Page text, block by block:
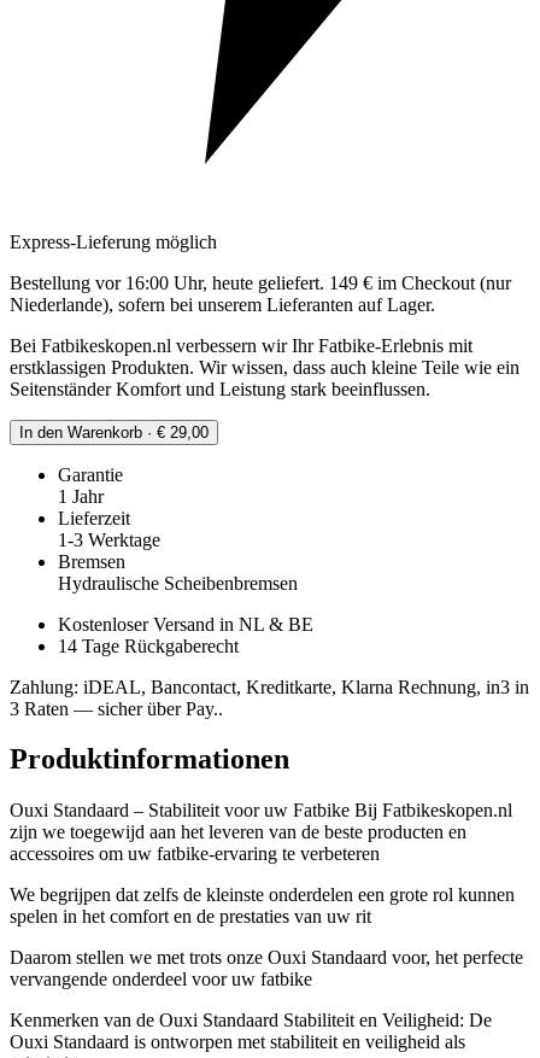
Express-Lieferung möglich
Bestellung vor 16:00 Uhr, heute geliefert. 149 € im Checkout (nur
Niederlande), sofern bei unserem Lieferanten auf Lager.
Bei Fatbikeskopen.nl verbessern wir Ihr Fatbike-Erlebnis mit
erstklassigen Produkten. Wir wissen, dass auch kleine Teile wie ein
Seitenständer Komfort und Leistung stark beeinflussen.
In den Warenkorb · € 29,00
Garantie
1 Jahr
Lieferzeit
1-3 Werktage
Bremsen
Hydraulische Scheibenbremsen
Kostenloser Versand in NL & BE
14 Tage Rückgaberecht
Zahlung: iDEAL, Bancontact, Kreditkarte, Klarna Rechnung, in3 in
3 Raten — sicher über Pay..
Produktinformationen
Ouxi Standaard – Stabiliteit voor uw Fatbike Bij Fatbikeskopen.nl
zijn we toegewijd aan het leveren van de beste producten en
accessoires om uw fatbike-ervaring te verbeteren
We begrijpen dat zelfs de kleinste onderdelen een grote rol kunnen
spelen in het comfort en de prestaties van uw rit
Daarom stellen we met trots onze Ouxi Standaard voor, het perfecte
vervangende onderdeel voor uw fatbike
Kenmerken van de Ouxi Standaard Stabiliteit en Veiligheid: De
Ouxi Standaard is ontworpen met stabiliteit en veiligheid als